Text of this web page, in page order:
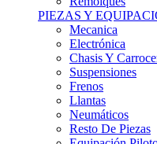
PIEZAS Y
Mecanica
Electrónica
Chasis Y
Suspensiones
Frenos
Llantas
Neumáticos
Resto De Piezas